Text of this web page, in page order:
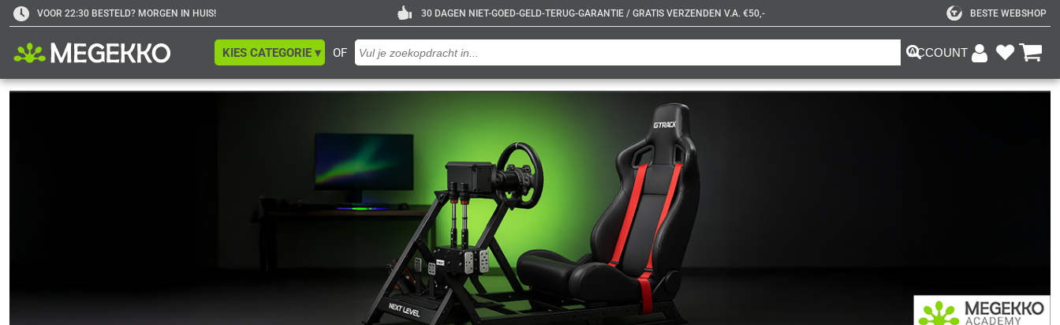
VOOR 22:30 BESTELD? MORGEN IN HUIS! 30 DAGEN NIET-GOED-GELD-TERUG-GARANTIE / GRATIS VERZENDEN V.A. €50,- BESTE WEBSHOP
OF
KIES CATEGORIE ▾ ACCOUNT